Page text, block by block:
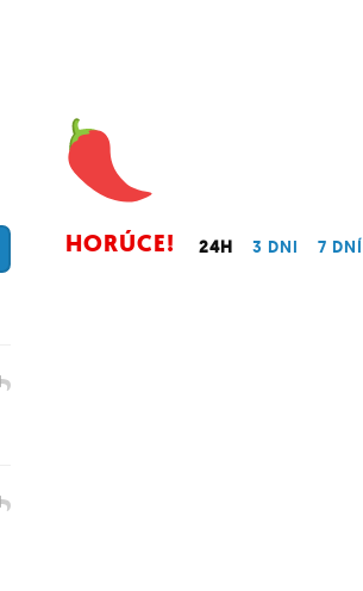
HORÚCE! 24H 3 DNI 7 DNÍ